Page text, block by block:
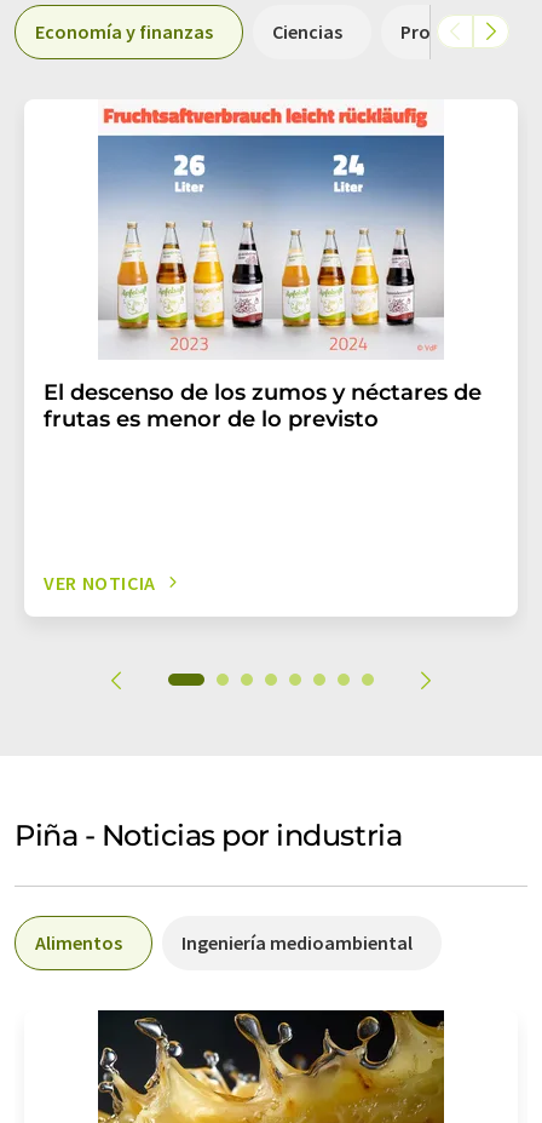
Economía y finanzas Ciencias Producción
El descenso de los zumos y néctares de
frutas es menor de lo previsto
VER NOTICIA
Piña - Noticias por industria
Alimentos Ingeniería medioambiental